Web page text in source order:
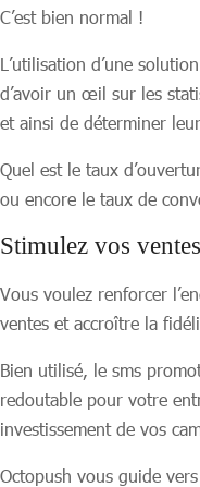
C’est bien normal !
L’utilisation d’une
d’avoir un œil sur les
et ainsi de déterminer
Quel est le taux
ou encore le taux de
Stimulez vos
Vous voulez renforcer
ventes et accroître la
Bien utilisé, le sms
redoutable pour votre
investissement de vos
Octopush vous guide